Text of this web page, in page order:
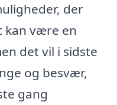
der
kan være en
det vil i sidste
og besvær,
gang